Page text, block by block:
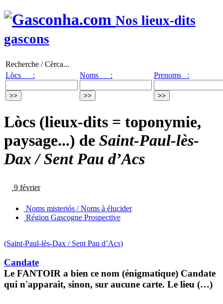
Nos lieux-dits
gascons
Recherche / Cèrca...
Lòcs :
Noms : Prenoms :
Lòcs (lieux-dits = toponymie,
paysage...) de Saint-Paul-lès-
Dax / Sent Pau d’Acs
9 février
Noms misteriós / Noms à élucider
Région Gascogne Prospective
(Saint-Paul-lès-Dax / Sent Pau d’Acs)
Candate
Le FANTOIR a bien ce nom (énigmatique) Candate
qui n'apparait, sinon, sur aucune carte. Le lieu (…)